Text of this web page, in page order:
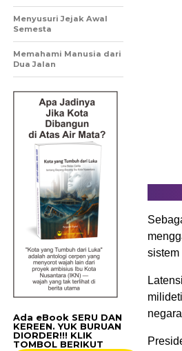
sistem
Menyusuri Jejak Awal
Semesta
Memahami Manusia dari
Dua Jalan
Ada eBook SERU DAN
KEREEN. YUK BURUAN
DIORDER!!! KLIK
TOMBOL BERIKUT